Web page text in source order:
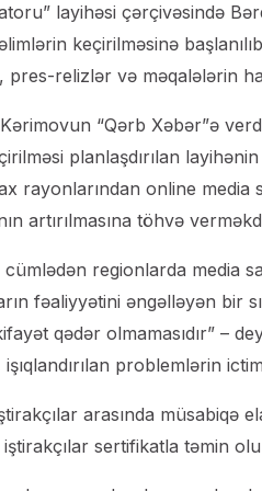
layihəsi çərçivəsində
keçirilməsinə
pres-relizlər və məqalələrin
“Qərb Xəbər”ə
planlaşdırılan
rayonlarından online
artırılmasına töhvə
regionlarda media
fəaliyyətini əngəlləyən bir
qədər olmamasıdır”
problemlərin
arasında müsabiqə
iştirakçılar sertifikatla təmin